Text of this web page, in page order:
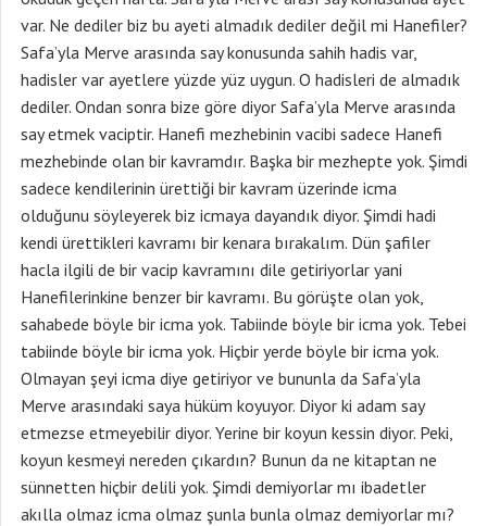
var. Ne dediler biz bu ayeti almadık dediler değil mi Hanefiler?
Safa’yla Merve arasında say konusunda sahih hadis var,
hadisler var ayetlere yüzde yüz uygun. O hadisleri de almadık
dediler. Ondan sonra bize göre diyor Safa’yla Merve arasında
say etmek vaciptir. Hanefi mezhebinin vacibi sadece Hanefi
mezhebinde olan bir kavramdır. Başka bir mezhepte yok. Şimdi
sadece kendilerinin ürettiği bir kavram üzerinde icma
olduğunu söyleyerek biz icmaya dayandık diyor. Şimdi hadi
kendi ürettikleri kavramı bir kenara bırakalım. Dün şafiler
hacla ilgili de bir vacip kavramını dile getiriyorlar yani
Hanefilerinkine benzer bir kavramı. Bu görüşte olan yok,
sahabede böyle bir icma yok. Tabiinde böyle bir icma yok. Tebei
tabiinde böyle bir icma yok. Hiçbir yerde böyle bir icma yok.
Olmayan şeyi icma diye getiriyor ve bununla da Safa’yla
Merve arasındaki saya hüküm koyuyor. Diyor ki adam say
etmezse etmeyebilir diyor. Yerine bir koyun kessin diyor. Peki,
koyun kesmeyi nereden çıkardın? Bunun da ne kitaptan ne
sünnetten hiçbir delili yok. Şimdi demiyorlar mı ibadetler
akılla olmaz icma olmaz şunla bunla olmaz demiyorlar mı?